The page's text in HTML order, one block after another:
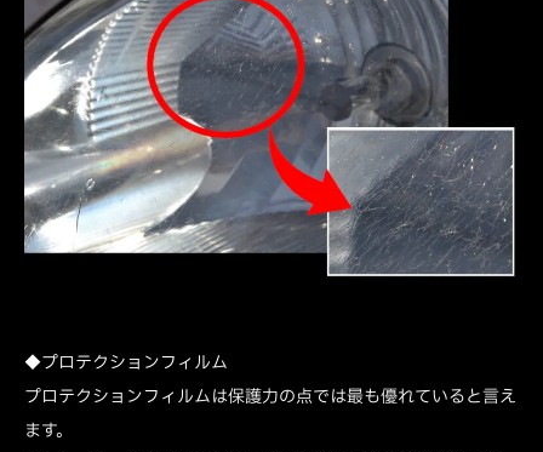
◆プロテクションフィルム
プロテクションフィルムは保護力の点では最も優れていると言え
ます。